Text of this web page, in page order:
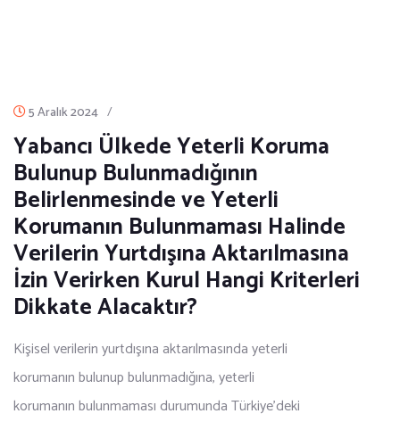
5 Aralık 2024 /
Yabancı Ülkede Yeterli Koruma
Bulunup Bulunmadığının
Belirlenmesinde ve Yeterli
Korumanın Bulunmaması Halinde
Verilerin Yurtdışına Aktarılmasına
İzin Verirken Kurul Hangi Kriterleri
Dikkate Alacaktır?
Kişisel verilerin yurtdışına aktarılmasında yeterli
korumanın bulunup bulunmadığına, yeterli
korumanın bulunmaması durumunda Türkiye’deki